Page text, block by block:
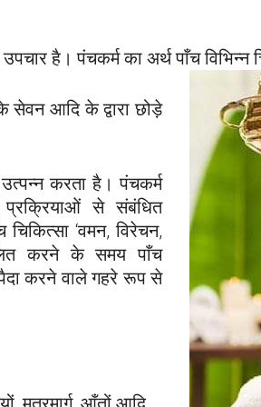
है। पंचकर्म का अर्थ पाँच
सेवन आदि के द्वारा छोड़े
करता है। पंचकर्म
प्रक्रियाओं से संबंधित
‘वमन, विरेचन,
करने के समय पाँच
करने वाले गहरे रूप से